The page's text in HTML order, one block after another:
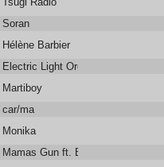
Soran
Hélène Barbier
Electric Light Orchestra
Martiboy
car/ma
edit)
Monika
Mamas Gun ft. Brian Jackson